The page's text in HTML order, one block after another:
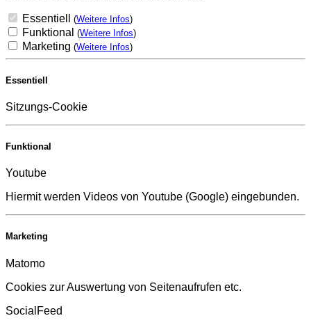
Essentiell (Weitere Infos)
Funktional (Weitere Infos)
Marketing (Weitere Infos)
Essentiell
Sitzungs-Cookie
Funktional
Youtube
Hiermit werden Videos von Youtube (Google) eingebunden.
Marketing
Matomo
Cookies zur Auswertung von Seitenaufrufen etc.
SocialFeed